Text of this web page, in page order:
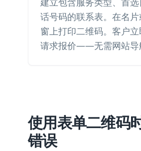
话号码的联系表。在名
窗上打印二维码。客户
请求报价——无需网站导
使用表单二维码
错误